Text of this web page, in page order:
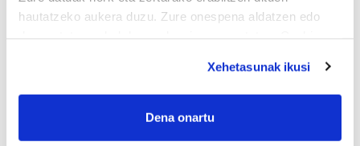
hautatzeko aukera duzu. Zure onespena aldatzen edo
If you allow, we would also like to:
Collect information about your geographical
Xehetasunak ikusi
Dena onartu
Bihar 27º 18º